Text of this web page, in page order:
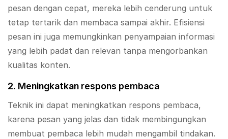
pesan dengan cepat, mereka lebih cenderung untuk
tetap tertarik dan membaca sampai akhir. Efisiensi
pesan ini juga memungkinkan penyampaian informasi
yang lebih padat dan relevan tanpa mengorbankan
kualitas konten.
2. Meningkatkan respons pembaca
Teknik ini dapat meningkatkan respons pembaca,
karena pesan yang jelas dan tidak membingungkan
membuat pembaca lebih mudah mengambil tindakan.